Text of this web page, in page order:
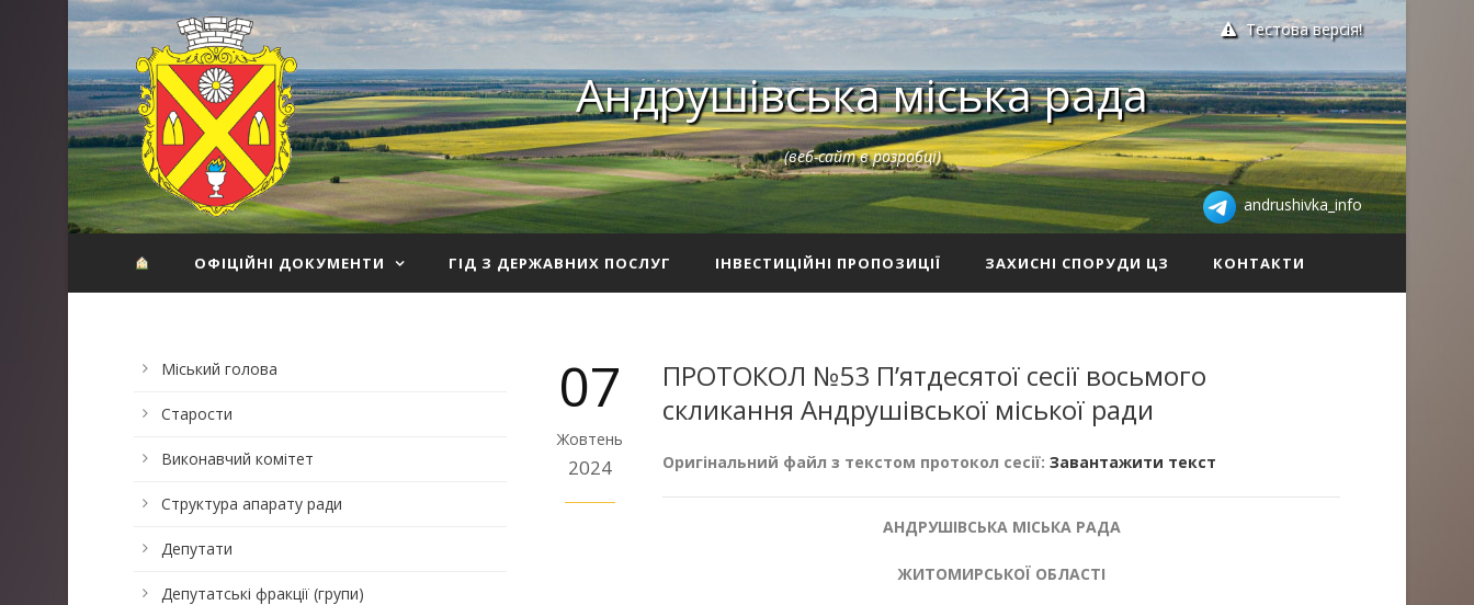
Тестова версія!
Андрушівська міська рада
(веб-сайт в розробці)
andrushivka_info
ОФІЦІЙНІ ДОКУМЕНТИ ГІД З ДЕРЖАВНИХ ПОСЛУГ ІНВЕСТИЦІЙНІ ПРОПОЗИЦІЇ ЗАХИСНІ СПОРУДИ ЦЗ КОНТАКТИ
07
Жовтень
2024
ПРОТОКОЛ №53 П’ятдесятої сесії восьмого
скликання Андрушівської міської ради
Оригінальний файл з текстом протокол сесії: Завантажити текст
АНДРУШІВСЬКА МІСЬКА РАДА
ЖИТОМИРСЬКОЇ ОБЛАСТІ
Міський голова
Старости
Виконавчий комітет
Структура апарату ради
Депутати
Депутатські фракції (групи)